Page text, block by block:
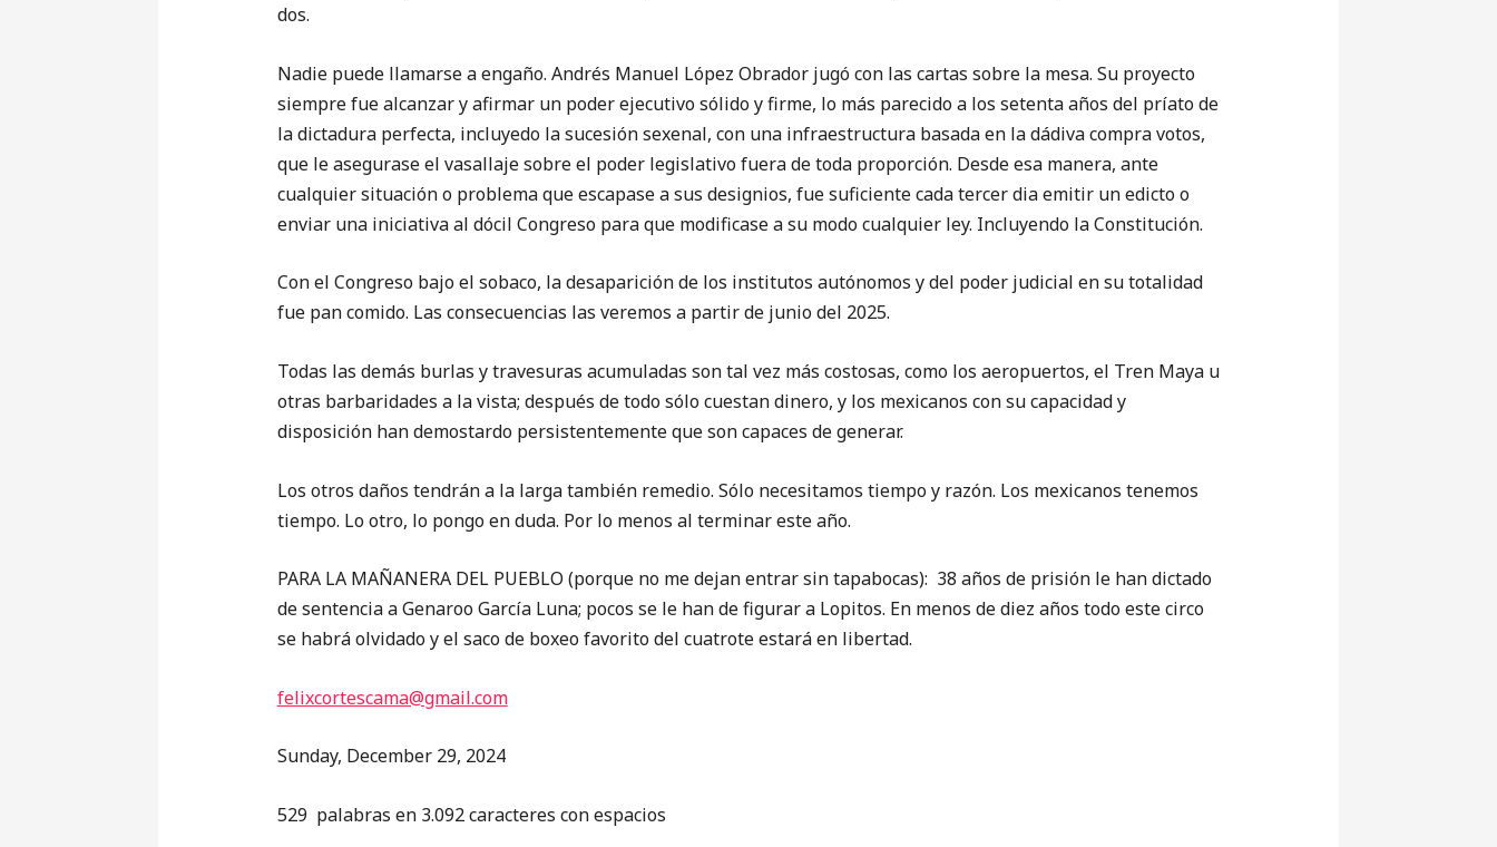
dos.
Nadie puede llamarse a engaño. Andrés Manuel López Obrador jugó con las cartas sobre la mesa. Su proyecto
siempre fue alcanzar y afirmar un poder ejecutivo sólido y firme, lo más parecido a los setenta años del príato de
la dictadura perfecta, incluyedo la sucesión sexenal, con una infraestructura basada en la dádiva compra votos,
que le asegurase el vasallaje sobre el poder legislativo fuera de toda proporción. Desde esa manera, ante
cualquier situación o problema que escapase a sus designios, fue suficiente cada tercer dia emitir un edicto o
enviar una iniciativa al dócil Congreso para que modificase a su modo cualquier ley. Incluyendo la Constitución.
Con el Congreso bajo el sobaco, la desaparición de los institutos autónomos y del poder judicial en su totalidad
fue pan comido. Las consecuencias las veremos a partir de junio del 2025.
Todas las demás burlas y travesuras acumuladas son tal vez más costosas, como los aeropuertos, el Tren Maya u
otras barbaridades a la vista; después de todo sólo cuestan dinero, y los mexicanos con su capacidad y
disposición han demostardo persistentemente que son capaces de generar.
Los otros daños tendrán a la larga también remedio. Sólo necesitamos tiempo y razón. Los mexicanos tenemos
tiempo. Lo otro, lo pongo en duda. Por lo menos al terminar este año.
PARA LA MAÑANERA DEL PUEBLO (porque no me dejan entrar sin tapabocas): 38 años de prisión le han dictado
de sentencia a Genaroo García Luna; pocos se le han de figurar a Lopitos. En menos de diez años todo este circo
se habrá olvidado y el saco de boxeo favorito del cuatrote estará en libertad.
felixcortescama@gmail.com
Sunday, December 29, 2024
529 palabras en 3.092 caracteres con espacios